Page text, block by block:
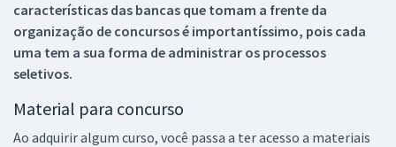
características das bancas que tomam a frente da
organização de concursos é importantíssimo, pois cada
uma tem a sua forma de administrar os processos
seletivos.
Material para concurso
Ao adquirir algum curso, você passa a ter acesso a materiais